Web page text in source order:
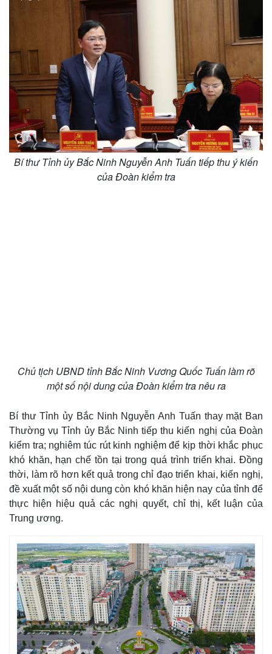
Pháp luật
Vụ án
Tin nóng
Tư vấn luật
Quân sự - Quốc phòng
Vũ khí
Việt Nam
Phân tích
Bí thư Tỉnh ủy Bắc Ninh Nguyễn Anh Tuấn tiếp thu ý kiến
của Đoàn kiểm tra
Chủ tịch UBND tỉnh Bắc Ninh Vương Quốc Tuấn làm rõ
một số nội dung của Đoàn kiểm tra nêu ra
Bí thư Tỉnh ủy Bắc Ninh Nguyễn Anh Tuấn thay mặt Ban
Thường vụ Tỉnh ủy Bắc Ninh tiếp thu kiến nghị của Đoàn
kiểm tra; nghiêm túc rút kinh nghiệm để kịp thời khắc phục
khó khăn, hạn chế tồn tại trong quá trình triển khai. Đồng
thời, làm rõ hơn kết quả trong chỉ đạo triển khai, kiến nghị,
đề xuất một số nội dung còn khó khăn hiện nay của tỉnh để
thực hiện hiệu quả các nghị quyết, chỉ thị, kết luận của
Trung ương.